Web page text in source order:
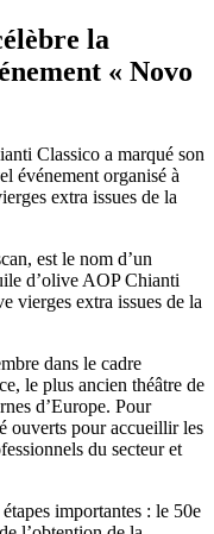
la
« Novo
Classico a marqué son
événement organisé à
extra issues de la
est le nom d’un
d’olive AOP Chianti
vierges extra issues de la
dans le cadre
le plus ancien théâtre de
d’Europe. Pour
ouverts pour accueillir les
du secteur et
importantes : le 50e